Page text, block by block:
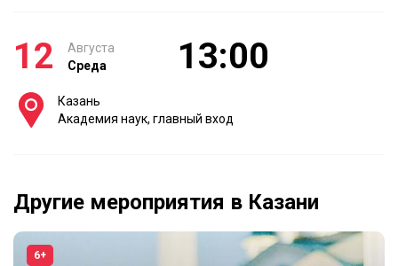
12
Августа
Среда
13:00
Казань
Академия наук, главный вход
Другие мероприятия в Казани
6+